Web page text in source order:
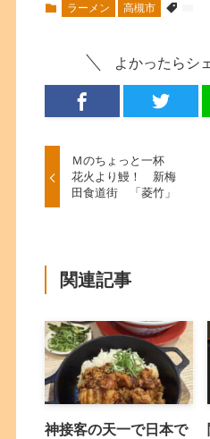
ラーメン 高槻市
よかったらシ
Ｍのちょっと一杯
花火より鰻！ 新梅
田食道街 「菱竹」
関連記事
神接客の天一で日本で